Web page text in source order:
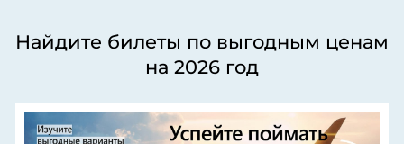
Найдите билеты по выгодным ценам
на 2026 год